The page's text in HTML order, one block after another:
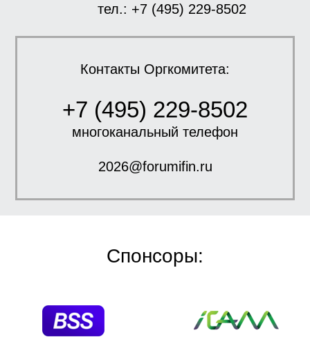
тел.: +7 (495) 229-8502
Контакты Оргкомитета:
+7 (495) 229-8502
многоканальный телефон
2026@forumifin.ru
Спонсоры: